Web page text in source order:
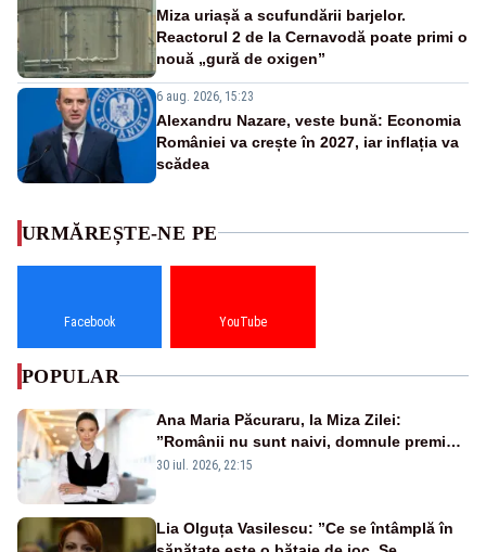
Miza uriașă a scufundării barjelor.
Reactorul 2 de la Cernavodă poate primi o
nouă „gură de oxigen”
6 aug. 2026, 15:23
Alexandru Nazare, veste bună: Economia
României va crește în 2027, iar inflația va
scădea
URMĂREȘTE-NE PE
Facebook YouTube
POPULAR
Ana Maria Păcuraru, la Miza Zilei:
”Românii nu sunt naivi, domnule premier
Bolojan”
30 iul. 2026, 22:15
Lia Olguța Vasilescu: ”Ce se întâmplă în